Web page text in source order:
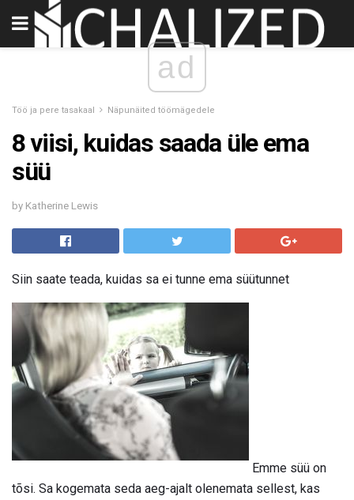
ad
Töö ja pere tasakaal Näpunäited töömägedele
8 viisi, kuidas saada üle ema
süü
by Katherine Lewis
Siin saate teada, kuidas sa ei tunne ema süütunnet
Emme süü on
tõsi. Sa kogemata seda aeg-ajalt olenemata sellest, kas